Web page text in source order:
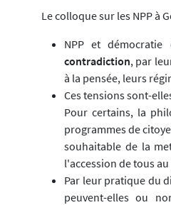
Le colloque sur les NPP à
NPP et
contradiction, par
à la pensée, leurs
Ces tensions sont-
Pour certains, la
programmes de
souhaitable de la
l'accession de tous
Par leur pratique du
peuvent-elles ou